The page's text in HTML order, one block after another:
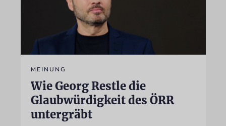
MEINUNG
Wie Georg Restle die
Glaubwürdigkeit des ÖRR
untergräbt